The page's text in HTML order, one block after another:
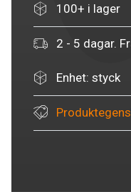
100+ i lager
2 - 5 dagar.
Enhet: styck